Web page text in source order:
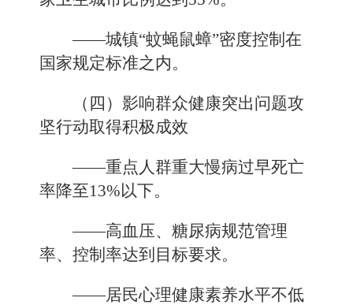
——城镇“蚊蝇鼠蟑”密度控制在
国家规定标准之内。
（四）影响群众健康突出问题攻
坚行动取得积极成效
——重点人群重大慢病过早死亡
率降至13%以下。
——高血压、糖尿病规范管理
率、控制率达到目标要求。
——居民心理健康素养水平不低